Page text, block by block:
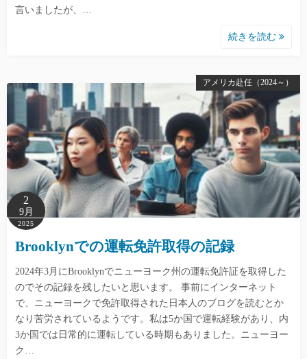
言いましたが、…
続きを読む
アメリカ赴任（2024～）
2
9月
2025
Brooklynでの運転免許取得の記録
2024年3月にBrooklynでニューヨーク州の運転免許証を取得した
のでその記録を残したいと思います。 事前にインターネット
で、ニューヨークで免許取得された日本人のブログを読むとか
なり苦労されているようです。私は5か国で運転経験があり、内
3か国では日常的に運転している時期もありました。ニューヨー
ク…